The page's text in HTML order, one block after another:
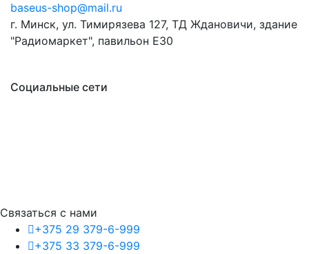
baseus-shop@mail.ru
г. Минск, ул. Тимирязева 127, ТД Ждановичи, здание
"Радиомаркет", павильон E30
Социальные сети
Связаться с нами
+375 29 379-6-999
+375 33 379-6-999